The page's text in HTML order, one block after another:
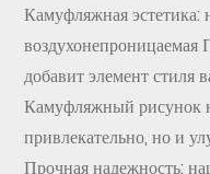
Камуфляжная
добавит элемент
Камуфляжный рисунок
привлекательно, но и
Прочная надежность: